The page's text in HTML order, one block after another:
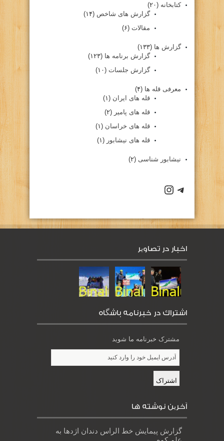
کتابخانه (۲۰)
گزارش های شاخص (۱۴)
مقالات (۶)
گزارش ها (۱۳۳)
گزارش برنامه ها (۱۲۳)
گزارش جلسات (۱۰)
معرفی قله ها (۴)
قله های ایران (۱)
قله های پامیر (۲)
قله های خراسان (۱)
قله های نیشابور (۱)
نیشابور شناسی (۲)
كانال تلگرام باشگاه
صفحه اينستاگرام باشگاه
اخبار در تصاویر
اشتراك در خبرنامه باشگاه
مشترک خبرنامه ما شوید
آخرین نوشته ها
گزارش پیمایش خط الراس دندان اژدها به